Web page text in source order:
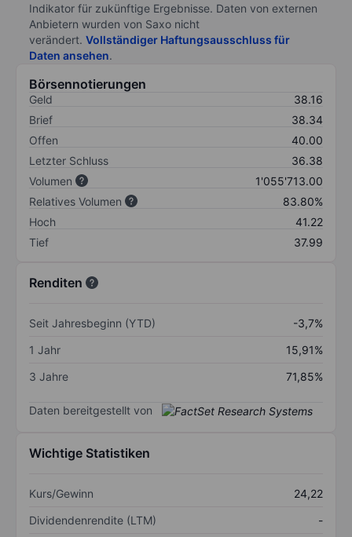
Indikator für zukünftige Ergebnisse. Daten von externen
Anbietern wurden von Saxo nicht
verändert. Vollständiger Haftungsausschluss für
Daten ansehen.
Börsennotierungen
Geld
38.16
Brief
38.34
Offen
40.00
Letzter Schluss
36.38
Volumen
1'055'713.00
Relatives Volumen
83.80%
Hoch
41.22
Tief
37.99
Renditen
Seit Jahresbeginn (YTD)
-3,7%
1 Jahr
15,91%
3 Jahre
71,85%
Daten bereitgestellt von
Wichtige Statistiken
Kurs/Gewinn
24,22
Dividendenrendite (LTM)
-